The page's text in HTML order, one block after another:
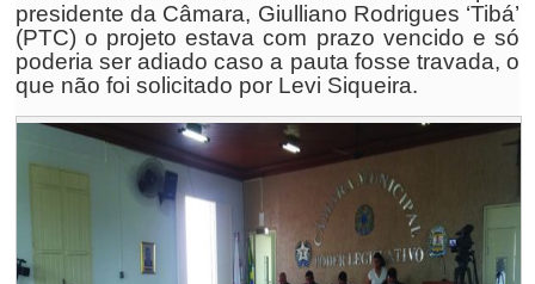
presidente da Câmara, Giulliano Rodrigues ‘Tibá’
(PTC) o projeto estava com prazo vencido e só
poderia ser adiado caso a pauta fosse travada, o
que não foi solicitado por Levi Siqueira.